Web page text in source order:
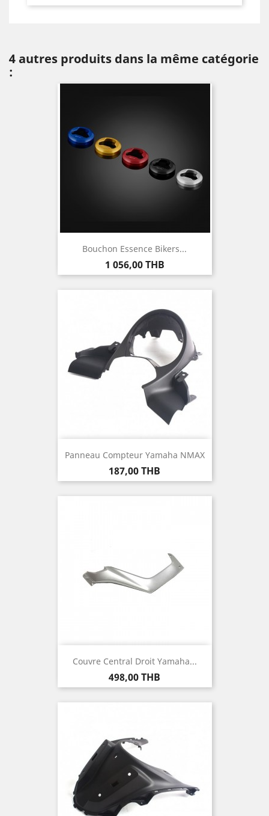
4 autres produits dans la même catégorie
:
Bouchon Essence Bikers...
Prix
1 056,00 THB
Panneau Compteur Yamaha NMAX
Prix
187,00 THB
Couvre Central Droit Yamaha...
Prix
498,00 THB